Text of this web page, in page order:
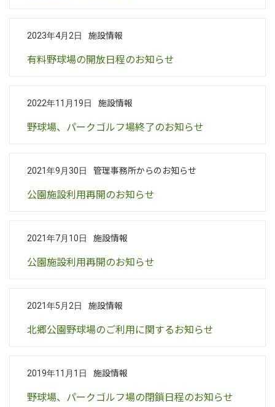
2023年4月2日 施設情報
有料野球場の開放日程のお知らせ
2022年11月19日 施設情報
野球場、パークゴルフ場終了のお知らせ
2021年9月30日 管理事務所からのお知らせ
公園施設利用再開のお知らせ
2021年7月10日 施設情報
公園施設利用再開のお知らせ
2021年5月2日 施設情報
北郷公園野球場のご利用に関するお知らせ
2019年11月1日 施設情報
野球場、パークゴルフ場の閉鎖日程のお知らせ